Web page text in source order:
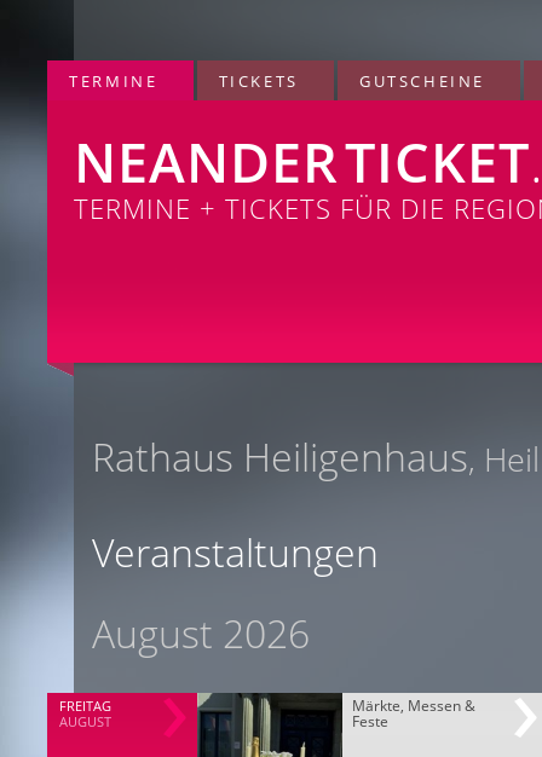
TERMINE TICKETS GUTSCHEINE
NEANDERTICKET
TERMINE + TICKETS FÜR DIE
Rathaus Heiligenhaus,
Veranstaltungen
August 2026
FREITAG
AUGUST
Märkte, Messen &
Feste